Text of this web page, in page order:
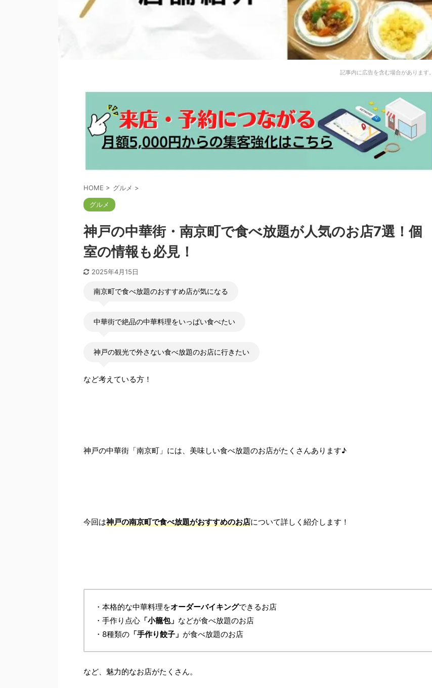
記事内に広告を含む場合があります。
HOME > グルメ >
グルメ
神戸の中華街・南京町で食べ放題が人気のお店7選！個
室の情報も必見！
2025年4月15日
南京町で食べ放題のおすすめ店が気になる
中華街で絶品の中華料理をいっぱい食べたい
神戸の観光で外さない食べ放題のお店に行きたい
など考えている方！
神戸の中華街「南京町」には、美味しい食べ放題のお店がたくさんあります♪
今回は神戸の南京町で食べ放題がおすすめのお店について詳しく紹介します！
・本格的な中華料理をオーダーバイキングできるお店
・手作り点心 「小籠包」 などが食べ放題のお店
・8種類の 「手作り餃子」 が食べ放題のお店
など、魅力的なお店がたくさん。